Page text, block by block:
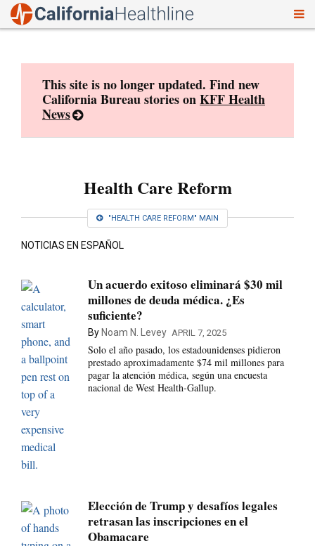
This site is no longer updated. Find new
California Bureau stories onKFF Health
News
Health Care Reform
"HEALTH CARE REFORM" MAIN
NOTICIAS EN ESPAÑOL
Un acuerdo exitoso eliminará $30 mil
millones de deuda médica. ¿Es
suficiente?
By Noam N. Levey APRIL 7, 2025
Solo el año pasado, los estadounidenses pidieron
prestado aproximadamente $74 mil millones para
pagar la atención médica, según una encuesta
nacional de West Health-Gallup.
Elección de Trump y desafíos legales
retrasan las inscripciones en el
Obamacare